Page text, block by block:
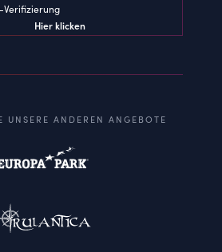
Verifizierung
Hier klicken
UNSERE ANDEREN ANGEBOTE